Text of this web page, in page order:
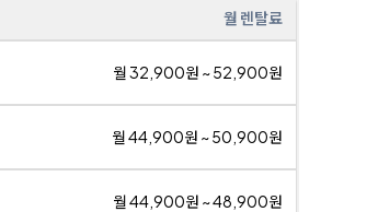
월 렌탈료
월 32,900원 ~ 52,900원
월 44,900원 ~ 50,900원
월 44,900원 ~ 48,900원